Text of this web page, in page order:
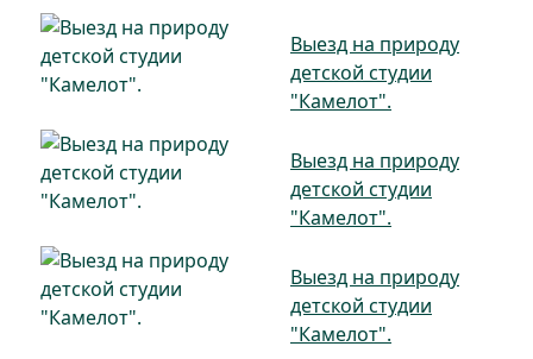
Выезд на природу
детской студии
"Камелот".
Выезд на природу
детской студии
"Камелот".
Выезд на природу
детской студии
"Камелот".